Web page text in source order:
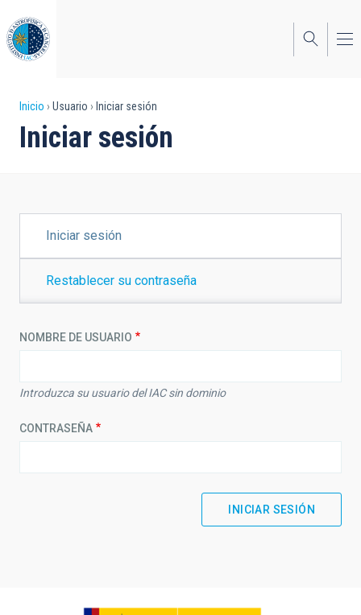
al
contenido
principal
Sobrescribir
enlaces
la
navegación
Inicio Usuario Iniciar sesión
Iniciar sesión
PRINCIPALES
Iniciar sesión
Restablecer su contraseña
NOMBRE DE USUARIO
Introduzca su usuario del IAC sin dominio
CONTRASEÑA